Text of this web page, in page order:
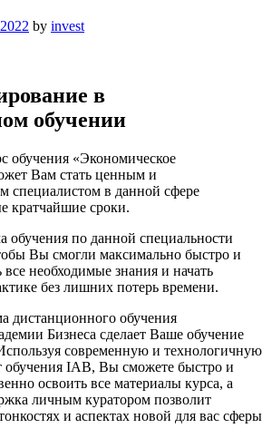
by invest
в
обучении
обучения «Экономическое
Вам стать ценным и
специалистом в данной сфере
кратчайшие сроки.
обучения по данной специальности
Вы смогли максимально быстро и
необходимые знания и начать
без лишних потерь времени.
дистанционного обучения
Бизнеса сделает Ваше обучение
современную и технологичную
обучения IAB, Вы сможете быстро и
освоить все материалы курса, а
личным куратором позволит
и аспектах новой для вас сферы